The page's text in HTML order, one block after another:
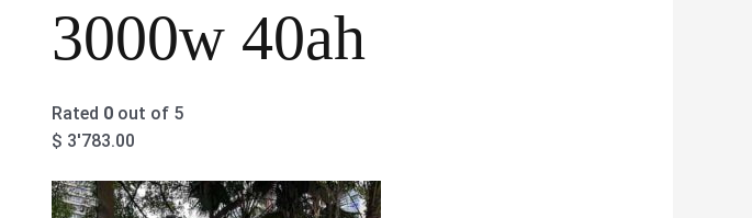
3000w 40ah
Rated 0 out of 5
$ 3'783.00